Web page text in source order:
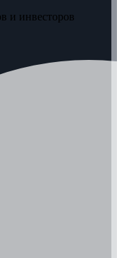
и инвесторов